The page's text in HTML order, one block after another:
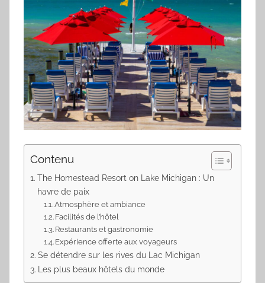
Contenu
The Homestead Resort on Lake Michigan : Un
havre de paix
Atmosphère et ambiance
Facilités de l’hôtel
Restaurants et gastronomie
Expérience offerte aux voyageurs
Se détendre sur les rives du Lac Michigan
Les plus beaux hôtels du monde